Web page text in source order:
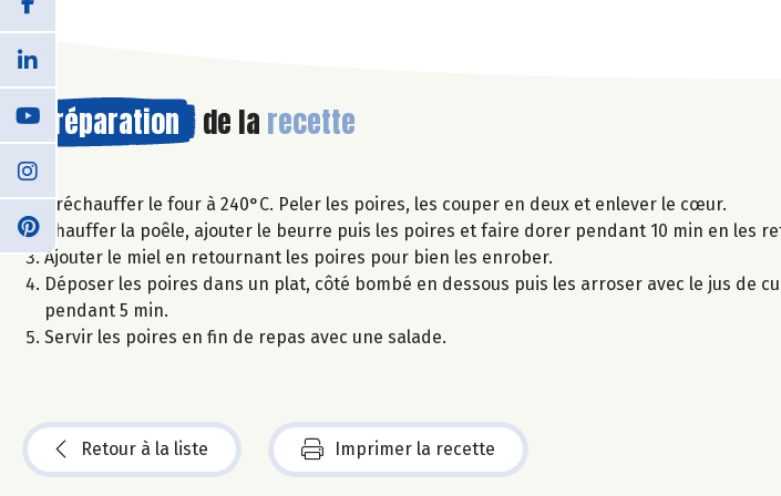
Préparation de la recette
Préchauffer le four à 240°C. Peler les poires, les couper en deux et enlever le cœur.
Chauffer la poêle, ajouter le beurre puis les poires et faire dorer pendant 10 min en les
Ajouter le miel en retournant les poires pour bien les enrober.
Déposer les poires dans un plat, côté bombé en dessous puis les arroser avec le jus de
pendant 5 min.
Servir les poires en fin de repas avec une salade.
Retour à la liste Imprimer la recette